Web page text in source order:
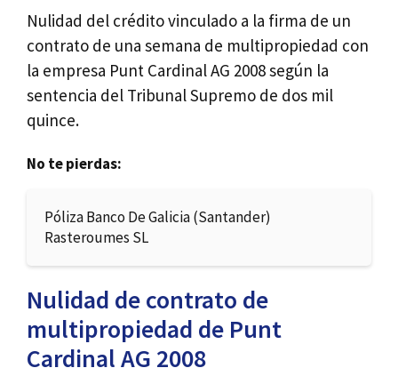
Nulidad del crédito vinculado a la firma de un
contrato de una semana de multipropiedad con
la empresa Punt Cardinal AG 2008 según la
sentencia del Tribunal Supremo de dos mil
quince.
No te pierdas:
Póliza Banco De Galicia (Santander)
Rasteroumes SL
Nulidad de contrato de
multipropiedad de Punt
Cardinal AG 2008